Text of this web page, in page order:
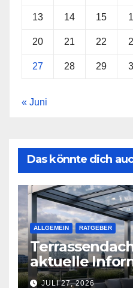
13 14 15
20 21 22
27 28 29
« Juni
Das könnte dich
ALLGEMEIN RATGEBER
aktuelle
Hamburg
JULI 27, 2026